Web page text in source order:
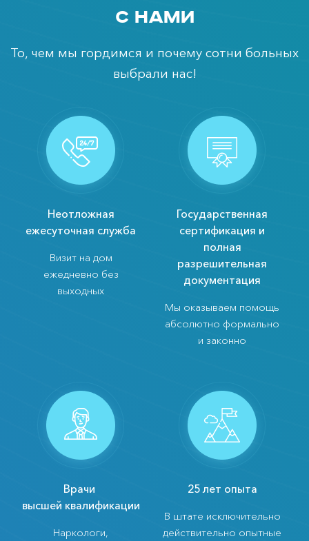
с нами
То, чем мы гордимся и почему сотни больных
выбрали нас!
Неотложная
ежесуточная служба
Визит на дом
ежедневно без
выходных
Государственная
сертификация и
полная
разрешительная
документация
Мы оказываем помощь
абсолютно формально
и законно
Врачи
высшей квалификации
Наркологи,
25 лет опыта
В штате исключительно
действительно опытные